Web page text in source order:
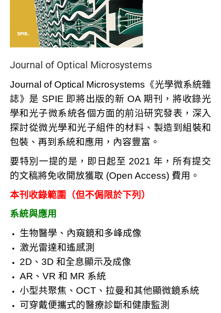
Journal of Optical Microsystems
Journal of Optical Microsystems《光學微系統雜
誌》是 SPIE 即將出版的新 OA 期刊，將收錄光
學和光子微系統各個方面的前沿研究發表，深入
探討從微光學和光子組件的材料、製造到組裝和
包裝、再到系統和應用，內容豐富。
要特別一提的是，即日起至 2021 年，所有提交
的文稿將免收開放獲取 (Open Access) 費用。
本刊收錄範圍（但不侷限於下列）
系統與應用
生物醫學、內窺鏡和多峰成像
激光雷達和遙感測
2D、3D 和全息顯示及成像
AR、VR 和 MR 系統
小型共聚焦、OCT、拉曼和其他顯微鏡系統
可穿戴便攜式的醫療診斷和健康監測